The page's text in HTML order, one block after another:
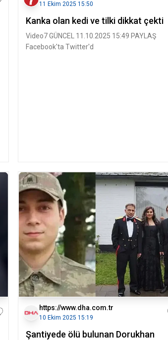
11 Ekim 2025 15:50
Kanka olan kedi ve tilki dikkat çekti
Video7 GÜNCEL 11.10.2025 15:49 PAYLAŞ
Facebook'ta Twitter'd
https://www.dha.com.tr
10 Ekim 2025 15:19
Şantiyede ölü bulunan Dorukhan